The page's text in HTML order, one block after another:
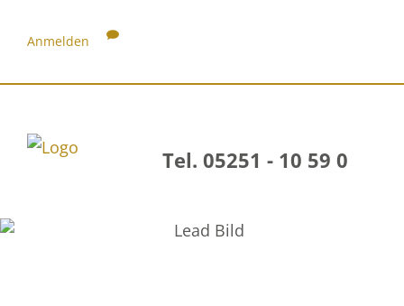
Anmelden
Tel. 05251 - 10 59 0